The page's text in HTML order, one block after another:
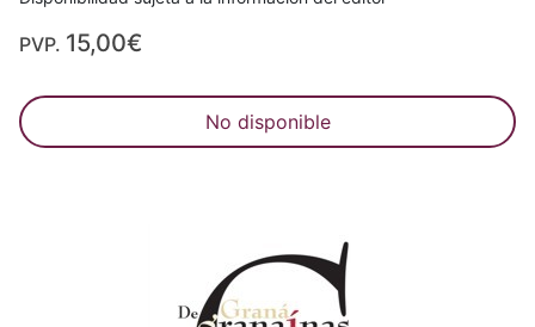
PVP. 15,00€
No disponible